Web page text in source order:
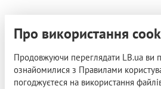
Про використання
Продовжуючи переглядати LB.ua ви
ознайомилися з Правилами
погоджуєтеся на використання